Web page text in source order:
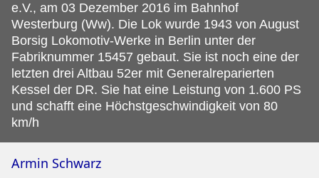
e.V., am 03 Dezember 2016 im Bahnhof
Westerburg (Ww). Die Lok wurde 1943 von August
Borsig Lokomotiv-Werke in Berlin unter der
Fabriknummer 15457 gebaut. Sie ist noch eine der
letzten drei Altbau 52er mit Generalreparierten
Kessel der DR. Sie hat eine Leistung von 1.600 PS
und schafft eine Höchstgeschwindigkeit von 80
km/h
Armin Schwarz